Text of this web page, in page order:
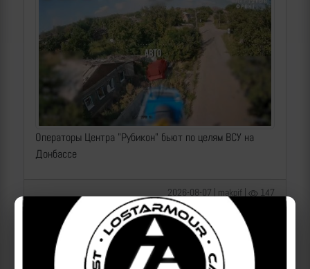
Операторы Центра "Рубикон" бьют по целям ВСУ на
Донбассе
2026-08-07 | makpif | 147